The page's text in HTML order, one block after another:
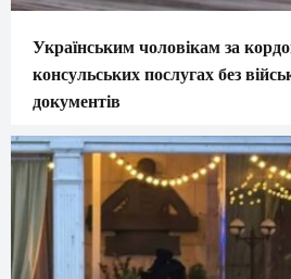
Українським чоловікам за
консульських послугах без
документів